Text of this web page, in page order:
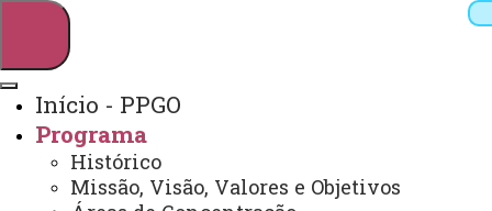
Início - PPGO
Programa
Histórico
Missão, Visão, Valores e Objetivos